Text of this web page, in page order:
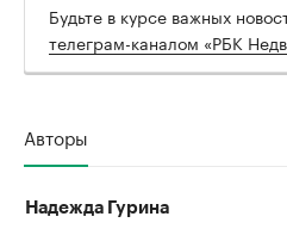
Будьте в курсе важных
телеграм-каналом «РБК
Авторы
Надежда Гурина